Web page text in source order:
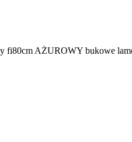
fi80cm AŻUROWY bukowe